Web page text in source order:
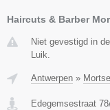
Haircuts & Barber
Niet gevestigd in
Luik.
Antwerpen » Mortsel
Edegemsestraat